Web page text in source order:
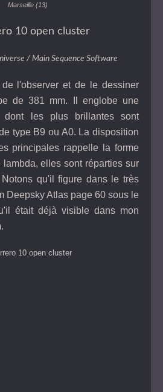
Marseille (13)
/ Main Sequence Software
l'observer et de le dessiner
de 381 mm. Il englobe une
dont les plus brillantes sont
type B9 ou A0. La disposition
principales rappelle la forme
elles sont réparties sur
qu'il figure dans le très
Deepsky Atlas page 60 sous le
était déjà visible dans mon